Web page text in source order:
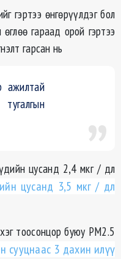
гэртээ өнгөрүүлдэг бол
гараад орой гэртээ
гарсан нь
ажилтай
цусанд 2,4мкг/ дл
цусанд 3,5 мкг / дл
тоосонцор буюу РМ2.5
сууцнаас 3 дахин илүү